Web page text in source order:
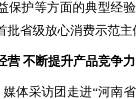
保护等方面的典型经
批省级放心消费示范主
营 不断提升产品竞争力
采访团走进“河南